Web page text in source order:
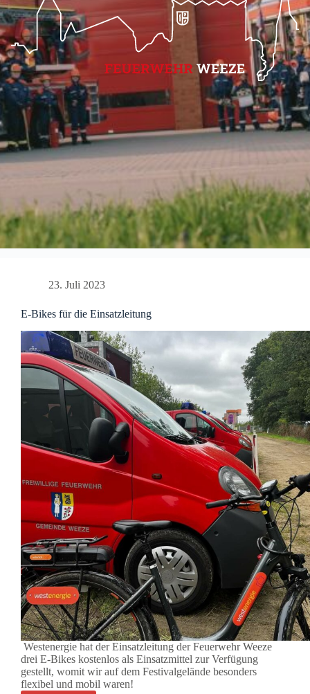
23. Juli 2023
E-Bikes für die Einsatzleitung
Westenergie hat der Einsatzleitung der Feuerwehr Weeze
drei E-Bikes kostenlos als Einsatzmittel zur Verfügung
gestellt, womit wir auf dem Festivalgelände besonders
flexibel und mobil waren!